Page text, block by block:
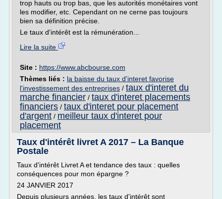
trop hauts ou trop bas, que les autorités monétaires vont
les modifier, etc. Cependant on ne cerne pas toujours
bien sa définition précise.
Le taux d'intérêt est la rémunération...
Lire la suite
Site : https://www.abcbourse.com
Thèmes liés : la baisse du taux d'interet favorise
l'investissement des entreprises / taux d'interet du
marche financier / taux d'interet placements
financiers / taux d'interet pour placement
d'argent / meilleur taux d'interet pour
placement
Taux d'intérêt livret A 2017 – La Banque
Postale
Taux d'intérêt Livret A et tendance des taux : quelles
conséquences pour mon épargne ?
24 JANVIER 2017
Depuis plusieurs années, les taux d'intérêt sont